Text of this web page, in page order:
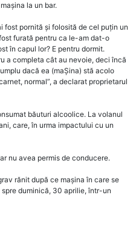
la un bar.
fost pornită și folosită de cel puțin un
furată pentru ca le-am dat-o
în capul lor? E pentru dormit.
a completa cât au nevoie, deci încă
dacă ea (maȘina) stă acolo
normal”, a declarat proprietarul
băuturi alcoolice. La volanul
care, în urma impactului cu un
nu avea permis de conducere.
rănit după ce mașina în care se
duminică, 30 aprilie, într-un